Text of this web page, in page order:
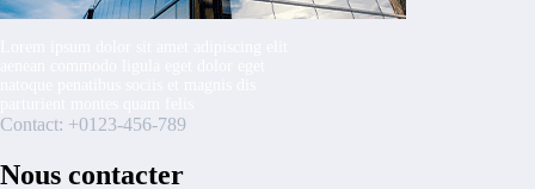
Contact: +0123-456-789
Nous contacter